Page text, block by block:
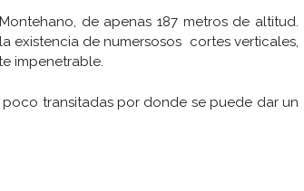
de apenas 187 metros de altitud.
existencia de numersosos cortes verticales,
impenetrable.
transitadas por donde se puede dar un